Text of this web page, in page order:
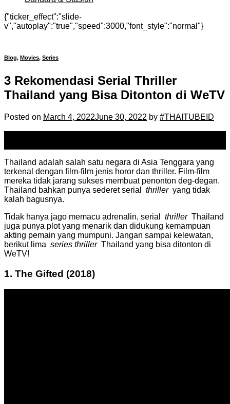
{"ticker_effect":"slide-
v","autoplay":"true","speed":3000,"font_style":"normal"}
Blog, Movies, Series
3 Rekomendasi Serial Thriller
Thailand yang Bisa Ditonton di WeTV
Posted on March 4, 2022June 30, 2022 by #THAITUBEID
Thailand adalah salah satu negara di Asia Tenggara yang
terkenal dengan film-film jenis horor dan thriller. Film-film
mereka tidak jarang sukses membuat penonton deg-degan.
Thailand bahkan punya sederet serial thrilleryang tidak
kalah bagusnya.
Tidak hanya jago memacu adrenalin, serial
thrillerThailand
juga punya plot yang menarik dan didukung kemampuan
akting pemain yang mumpuni. Jangan sampai kelewatan,
berikut lima series thriller Thailand yang bisa ditonton di
WeTV!
1. The Gifted (2018)